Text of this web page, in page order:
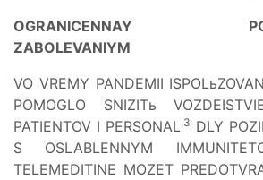
OGRANICENNAY
ZABOLEVANIYM
VO VREMY PANDEMII
POMOGLO SNIZITь
PATIENTOV I PERSONAL.3 DLY
S OSLABLENNYM
TELEMEDITINE MOZET